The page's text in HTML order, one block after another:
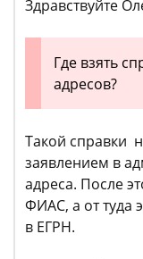
Здравствуйте
Где взять
адресов?
Такой справки
заявлением в
адреса. После
ФИАС, а от туда
в ЕГРН.